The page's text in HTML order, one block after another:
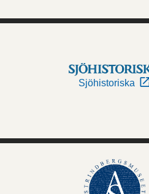
Sjöhistoriska